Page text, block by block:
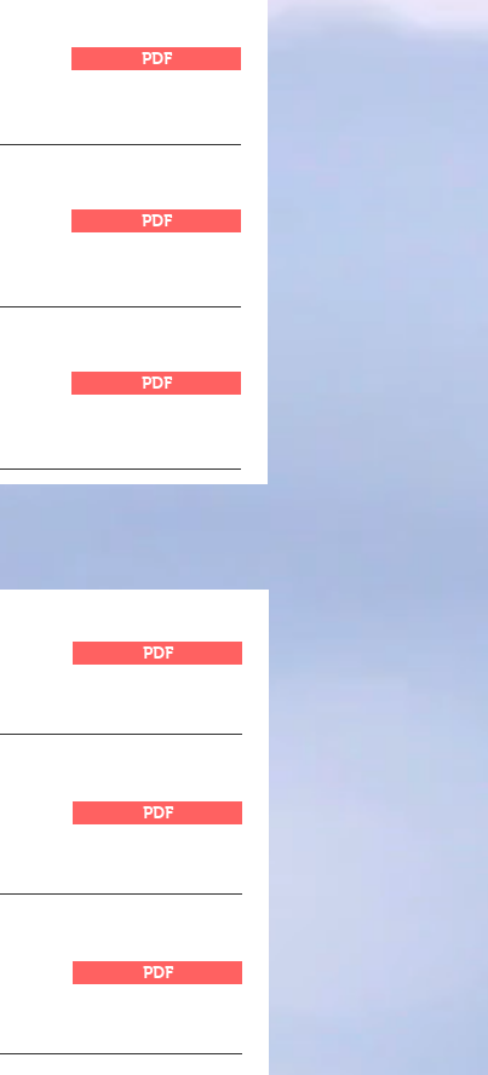
PDF
PDF
PDF
PDF
PDF
PDF